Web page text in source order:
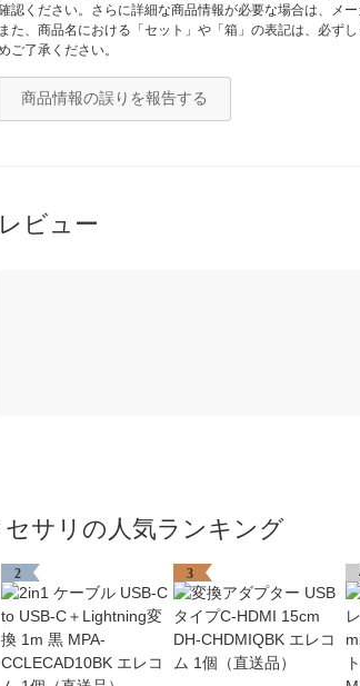
認ください。さらに詳細な商品情報が必要な場合は、メー
また、商品名における「セット」や「箱」の表記は、必ず
ご了承ください。
商品情報の誤りを報告する
レビュー
サリの人気ランキング
2 3